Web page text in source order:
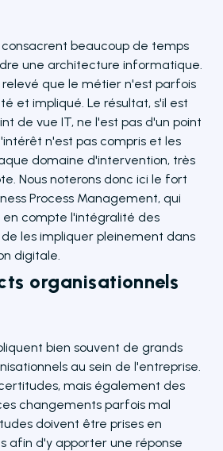
beaucoup de temps
une architecture informatique.
que le métier n'est parfois
et impliqué. Le résultat, s'il est
de vue IT, ne l'est pas d'un point
n'est pas compris et les
domaine d'intervention, très
Nous noterons donc ici le fort
Process Management, qui
compte l'intégralité des
les impliquer pleinement dans
digitale.
organisationnels
bien souvent de grands
au sein de l'entreprise.
mais également des
changements parfois mal
doivent être prises en
afin d'y apporter une réponse